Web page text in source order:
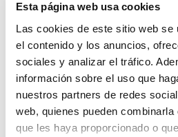
Esta página web usa cookies
Las cookies de este sitio web se
el contenido y los anuncios,
sociales y analizar el tráfico.
información sobre el uso que
nuestros partners de redes
web, quienes pueden
que les haya proporcionado o
C.I.F.: B26017830
Domicilio social: Camino
Rioja), España
Teléfono : 941 440 140
: info
Sitio web:http://
Inscrita en el Registro Mercantil
141, Hoja LO-1431, Inscripción